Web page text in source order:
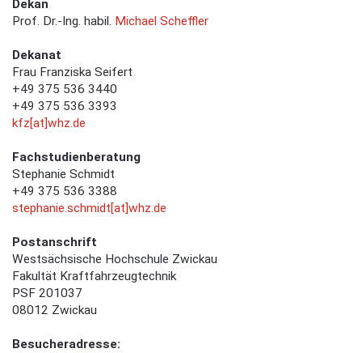
Dekan
Prof. Dr.-Ing. habil. Michael Scheffler
Dekanat
Frau Franziska Seifert
+49 375 536 3440
+49 375 536 3393
kfz[at]whz.de
Fachstudienberatung
Stephanie Schmidt
+49 375 536 3388
stephanie.schmidt[at]whz.de
Postanschrift
Westsächsische Hochschule Zwickau
Fakultät Kraftfahrzeugtechnik
PSF 201037
08012 Zwickau
Besucheradresse: